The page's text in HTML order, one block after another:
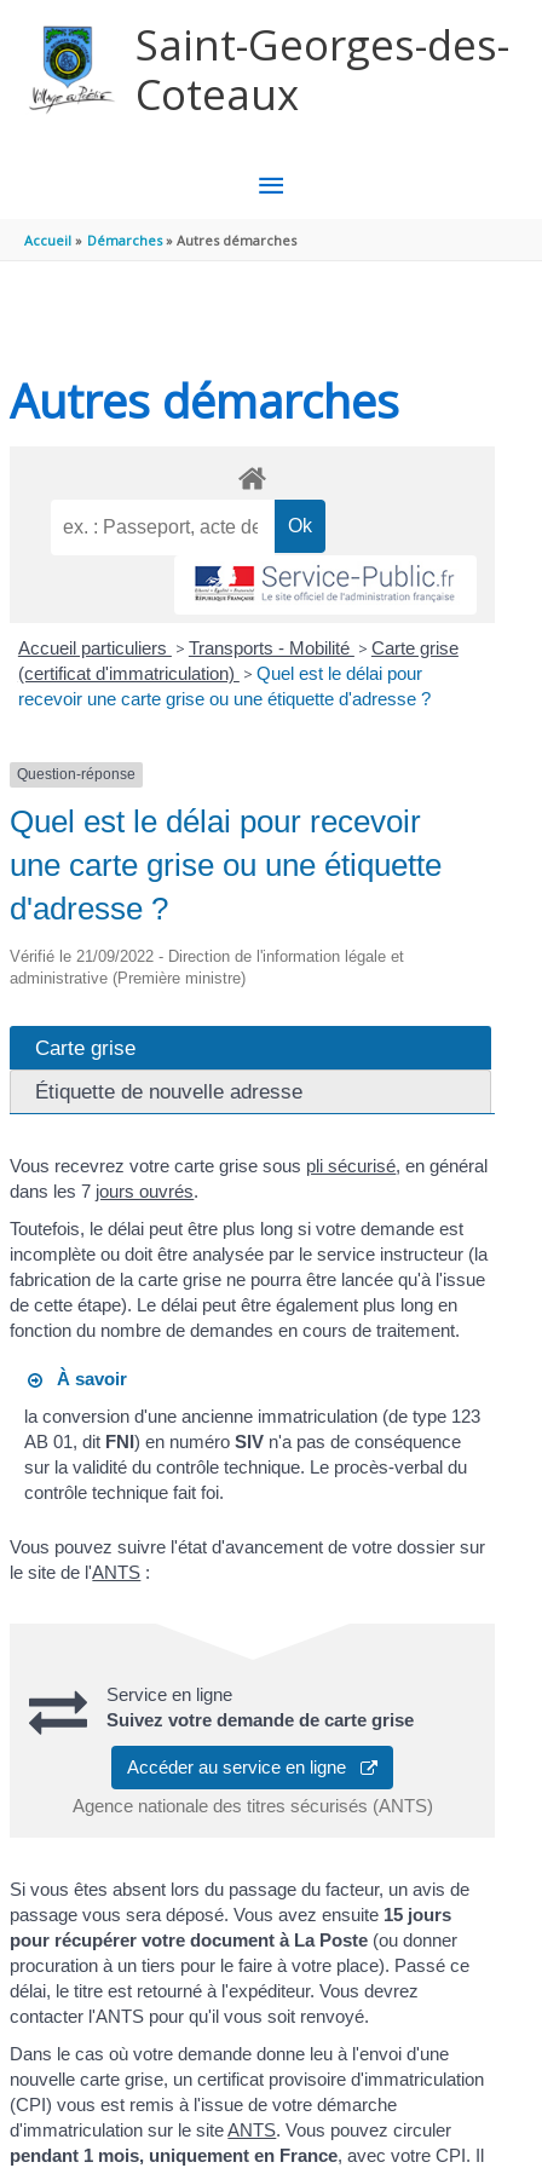
Saint-Georges-des-
Coteaux
MENU
PRINCIPAL
Accueil Démarches Autres démarches
Autres démarches
Accueil particuliers > Transports - Mobilité > Carte grise
(certificat d'immatriculation) > Quel est le délai pour
recevoir une carte grise ou une étiquette d'adresse ?
Question-réponse
Quel est le délai pour recevoir
une carte grise ou une étiquette
d'adresse ?
Vérifié le 21/09/2022 - Direction de l'information légale et
administrative (Première ministre)
Carte grise
Étiquette de nouvelle adresse
Vous recevrez votre carte grise sous pli sécurisé, en général
dans les 7 jours ouvrés.
Toutefois, le délai peut être plus long si votre demande est
incomplète ou doit être analysée par le service instructeur (la
fabrication de la carte grise ne pourra être lancée qu'à l'issue
de cette étape). Le délai peut être également plus long en
fonction du nombre de demandes en cours de traitement.
À savoir
la conversion d'une ancienne immatriculation (de type 123
AB 01, dit FNI) en numéro SIVn'a pas de conséquence
sur la validité du contrôle technique. Le procès-verbal du
contrôle technique fait foi.
Vous pouvez suivre l'état d'avancement de votre dossier sur
le site de l'ANTS :
Service en ligne
Suivez votre demande de carte grise
Accéder au service en ligne
Agence nationale des titres sécurisés (ANTS)
Si vous êtes absent lors du passage du facteur, un avis de
passage vous sera déposé. Vous avez ensuite 15 jours
pour récupérer votre document à La Poste (ou donner
procuration à un tiers pour le faire à votre place). Passé ce
délai, le titre est retourné à l'expéditeur. Vous devrez
contacter l'ANTS pour qu'il vous soit renvoyé.
Dans le cas où votre demande donne leu à l'envoi d'une
nouvelle carte grise, un certificat provisoire d'immatriculation
(CPI) vous est remis à l'issue de votre démarche
d'immatriculation sur le siteANTS. Vous pouvez circuler
pendant 1 mois, uniquement en France, avec votre CPI. Il